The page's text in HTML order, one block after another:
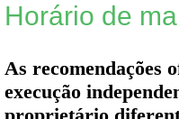
Horário de
As recomendações
execução